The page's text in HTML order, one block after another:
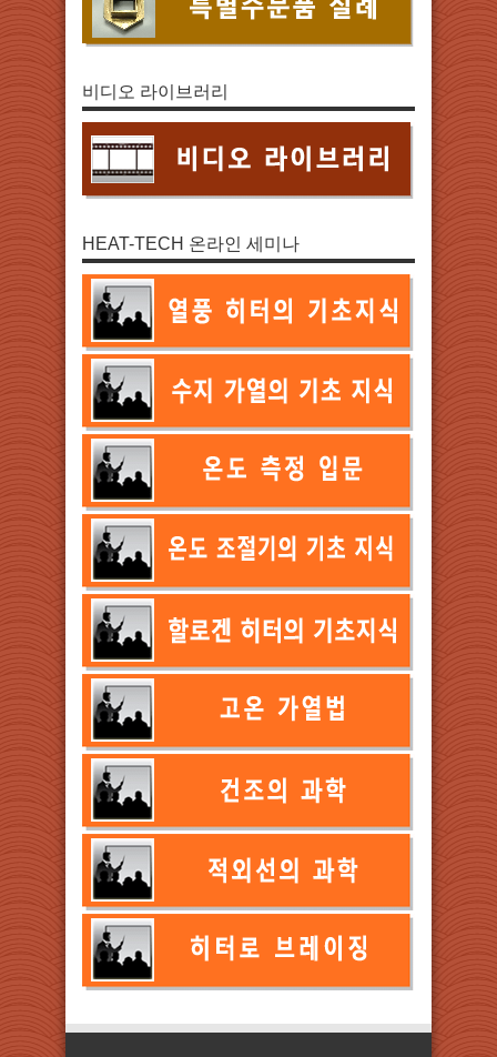
비디오 라이브러리
HEAT-TECH 온라인 세미나